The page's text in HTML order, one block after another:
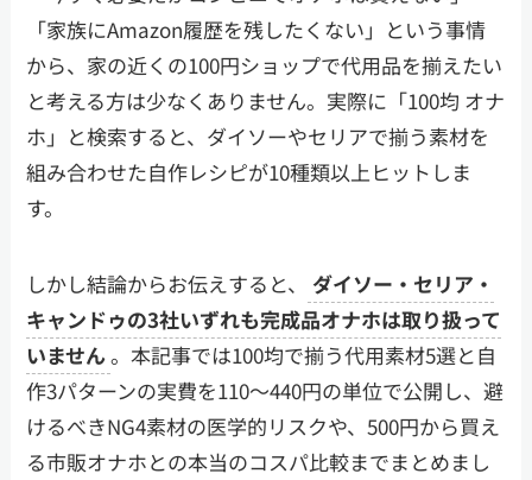
「家族にAmazon履歴を残したくない」という事情
から、家の近くの100円ショップで代用品を揃えたい
と考える方は少なくありません。実際に「100均 オナ
ホ」と検索すると、ダイソーやセリアで揃う素材を
組み合わせた自作レシピが10種類以上ヒットしま
す。
しかし結論からお伝えすると、
ダイソー・セリア・
キャンドゥの3社いずれも完成品オナホは取り扱って
いません。本記事では100均で揃う代用素材5選と自
作3パターンの実費を110〜440円の単位で公開し、避
けるべきNG4素材の医学的リスクや、500円から買え
る市販オナホとの本当のコスパ比較までまとめまし